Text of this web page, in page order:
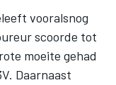
vooralsnog
scoorde tot
moeite gehad
Daarnaast